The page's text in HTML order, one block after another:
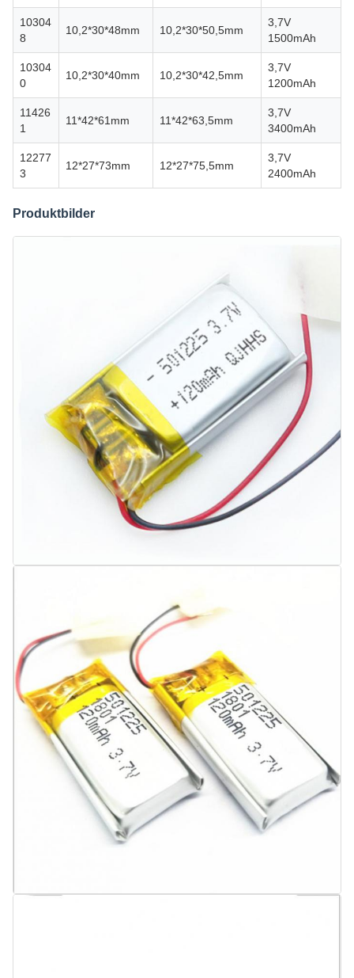
10304
8
10,2*30*48mm 10,2*30*50,5mm
3,7V
1500mAh
10304
0
10,2*30*40mm 10,2*30*42,5mm
3,7V
1200mAh
11426
1
11*42*61mm 11*42*63,5mm
3,7V
3400mAh
12277
3
12*27*73mm 12*27*75,5mm
3,7V
2400mAh
Produktbilder